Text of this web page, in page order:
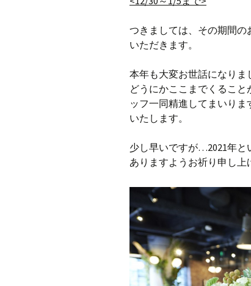
つきましては、その期間
いただきます。
本年も大変お世話になり
どうにかここまでくるこ
ッフ一同精進してまいり
いたします。
少し早いですが…2021年と
ありますようお祈り申し上